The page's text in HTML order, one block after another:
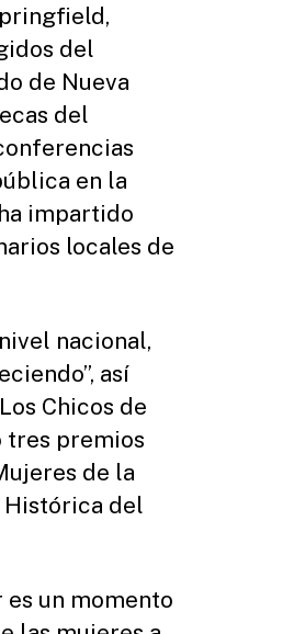
del
de Nueva
del
en la
impartido
locales de
nacional,
así
Chicos de
tres premios
de la
Histórica del
un momento